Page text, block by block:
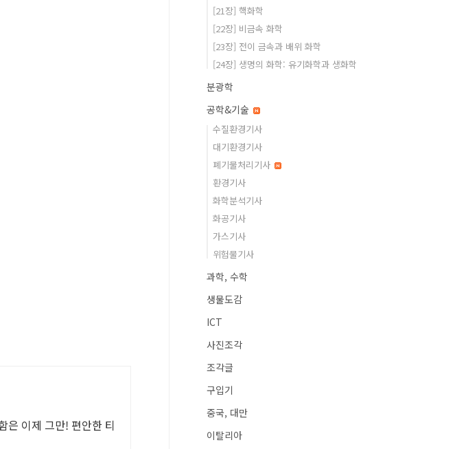
은 이제 그만! 편안한 티
[21장] 핵화학
[22장] 비금속 화학
[23장] 전이 금속과 배위 화학
[24장] 생명의 화학: 유기화학과 생화학
분광학
공학&기술
수질환경기사
대기환경기사
폐기물처리기사
환경기사
화학분석기사
화공기사
가스기사
위험물기사
과학, 수학
생물도감
ICT
사진조각
조각글
구입기
중국, 대만
이탈리아